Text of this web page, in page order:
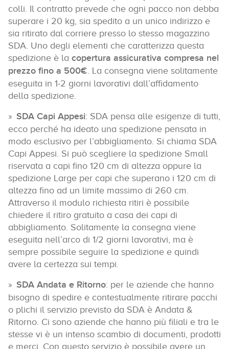
colli. Il contratto prevede che ogni pacco non debba
superare i 20 kg, sia spedito a un unico indirizzo e
sia ritirato dal corriere presso lo stesso magazzino
SDA. Uno degli elementi che caratterizza questa
spedizione è la copertura assicurativa compresa nel
prezzo fino a 500€. La consegna viene solitamente
eseguita in 1-2 giorni lavorativi dall’affidamento
della spedizione.
SDA Capi Appesi: SDA pensa alle esigenze di tutti,
ecco perché ha ideato una spedizione pensata in
modo esclusivo per l’abbigliamento. Si chiama SDA
Capi Appesi. Si può scegliere la spedizione Small
riservata a capi fino 120 cm di altezza oppure la
spedizione Large per capi che superano i 120 cm di
altezza fino ad un limite massimo di 260 cm.
Attraverso il modulo richiesta ritiri è possibile
chiedere il ritiro gratuito a casa dei capi di
abbigliamento. Solitamente la consegna viene
eseguita nell’arco di 1/2 giorni lavorativi, ma è
sempre possibile seguire la spedizione e quindi
avere la certezza sui tempi.
SDA Andata e Ritorno: per le aziende che hanno
bisogno di spedire e contestualmente ritirare pacchi
o plichi il servizio previsto da SDA è Andata &
Ritorno. Ci sono aziende che hanno più filiali e tra le
stesse vi è un intenso scambio di documenti, prodotti
e merci. Con questo servizio è possibile avere un